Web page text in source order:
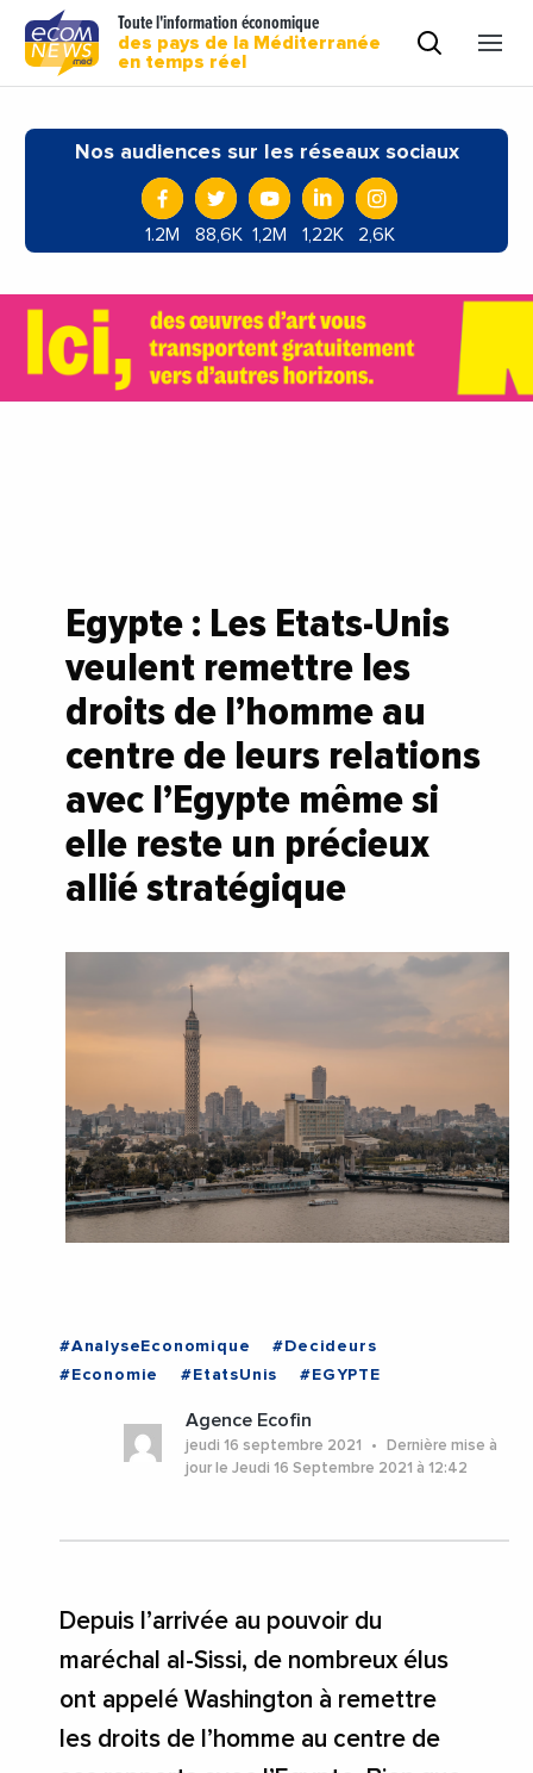
Toute l'information économique
des pays de la Méditerranée
en temps réel
Nos audiences sur les réseaux sociaux
1.2M 88,6K 1,2M 1,22K 2,6K
Egypte : Les Etats-Unis
veulent remettre les
droits de l’homme au
centre de leurs relations
avec l’Egypte même si
elle reste un précieux
allié stratégique
#AnalyseEconomique
#Decideurs
#Economie
#EtatsUnis #EGYPTE
Agence Ecofin
jeudi 16 septembre 2021
Dernière mise à
jour le Jeudi 16 Septembre 2021 à 12:42
Depuis l’arrivée au pouvoir du
maréchal al-Sissi, de nombreux élus
ont appelé Washington à remettre
les droits de l’homme au centre de